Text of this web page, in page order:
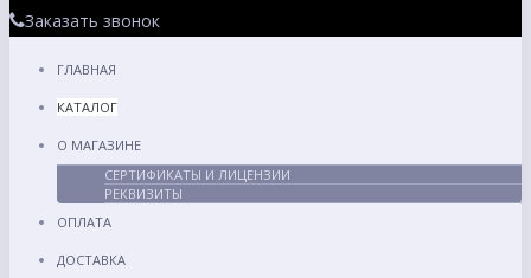
Заказать звонок
ГЛАВНАЯ
КАТАЛОГ
О МАГАЗИНЕ
СЕРТИФИКАТЫ И ЛИЦЕНЗИИ
РЕКВИЗИТЫ
ОПЛАТА
ДОСТАВКА